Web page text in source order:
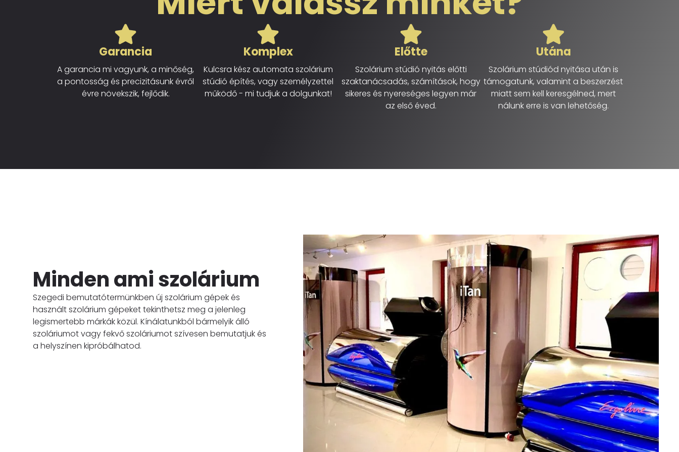
Garancia
A garancia mi vagyunk, a minőség,
a pontosság és precizitásunk évről
évre növekszik, fejlődik.
Komplex
Kulcsra kész automata szolárium
stúdió építés, vagy személyzettel
működő - mi tudjuk a dolgunkat!
Előtte
Szolárium stúdió nyitás előtti
szaktanácsadás, számítások, hogy
sikeres és nyereséges legyen már
az első éved.
Utána
Szolárium stúdiód nyitása után is
támogatunk, valamint a beszerzést
miatt sem kell keresgélned, mert
nálunk erre is van lehetőség.
Minden ami szolárium
Szegedi bemutatótermünkben új szolárium gépek és
használt szolárium gépeket tekinthetsz meg a jelenleg
legismertebb márkák közül. Kínálatunkból bármelyik álló
szoláriumot vagy fekvő szoláriumot szívesen bemutatjuk és
a helyszínen kipróbálhatod.